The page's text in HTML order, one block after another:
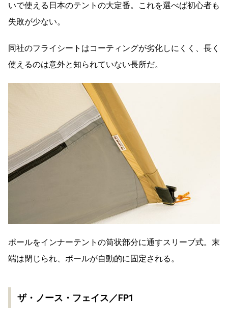
いで使える日本のテントの大定番。これを選べば初心者も
失敗が少ない。
同社のフライシートはコーティングが劣化しにくく、長く
使えるのは意外と知られていない長所だ。
ポールをインナーテントの筒状部分に通すスリーブ式。末
端は閉じられ、ポールが自動的に固定される。
ザ・ノース・フェイス／FP1